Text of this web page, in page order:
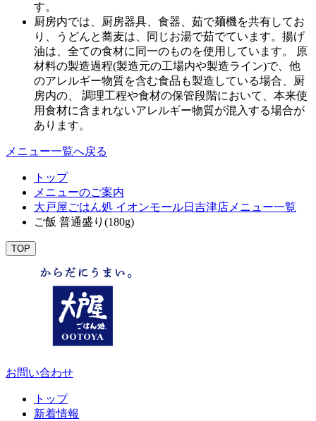
す。
厨房内では、厨房器具、食器、茹で麺機を共有してお
り、うどんと蕎麦は、同じお湯で茹でています。揚げ
油は、全ての食材に同一のものを使用しています。 原
材料の製造過程(製造元の工場内や製造ライン)で、他
のアレルギー物質を含む食品も製造している場合、厨
房内の、 調理工程や食材の保管段階において、本来使
用食材に含まれないアレルギー物質が混入する場合が
あります。
メニュー一覧へ戻る
トップ
メニューのご案内
大戸屋ごはん処 イオンモール日吉津店メニュー一覧
ご飯 普通盛り(180g)
TOP
お問い合わせ
トップ
新着情報